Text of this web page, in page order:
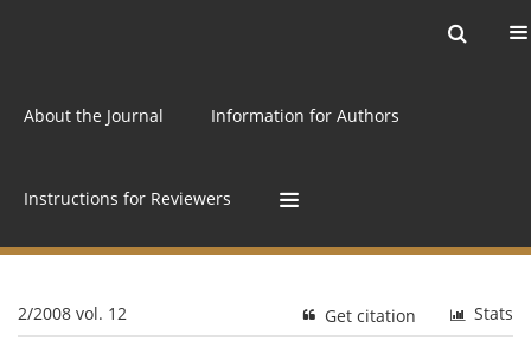
About the Journal Information for Authors
Instructions for Reviewers
2/2008 vol. 12 Stats
Get citation